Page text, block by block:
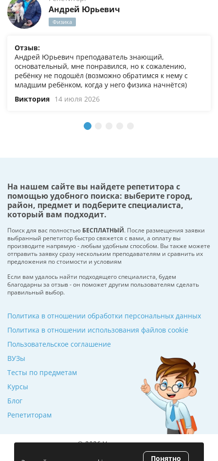
Андрей Юрьевич
Физика
Отзыв:
Андрей Юрьевич преподаватель знающий,
основательный, мне понравился, но к сожалению,
ребёнку не подошёл (возможно обратимся к нему с
младшим ребёнком, когда у него физика начнётся)
Виктория 14 июля 2026
На нашем сайте вы найдете репетитора с
помощью удобного поиска: выберите город,
район, предмет и подберите специалиста,
который вам подходит.
Поиск для вас полностью БЕСПЛАТНЫЙ. После размещения заявки
выбранный репетитор быстро свяжется с вами, а оплату вы
производите напрямую - любым удобным способом. Вы также можете
отправить заявку сразу нескольким преподавателям и сравнить их
предложения по стоимости и условиям
Если вам удалось найти подходящего специалиста, будем
благодарны за отзыв - он поможет другим пользователям сделать
правильный выбор.
ВУЗы
Тесты по предметам
Курсы
Блог
Репетиторам
Политика в отношении обработки персональных данных
Политика в отношении использования файлов cookie
Пользовательское соглашение
© 2026 Училкин.ru
Понятно